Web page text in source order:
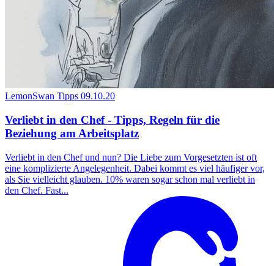
LemonSwan Tipps 09.10.20
Verliebt in den Chef - Tipps, Regeln für die
Beziehung am Arbeitsplatz
Verliebt in den Chef und nun? Die Liebe zum Vorgesetzten ist oft
eine komplizierte Angelegenheit. Dabei kommt es viel häufiger vor,
als Sie vielleicht glauben. 10% waren sogar schon mal verliebt in
den Chef. Fast...